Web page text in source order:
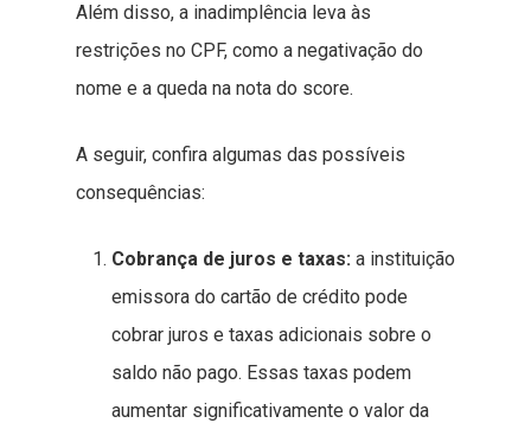
Além disso, a inadimplência leva às
restrições no CPF, como a negativação do
nome e a queda na nota do score.
A seguir, confira algumas das possíveis
consequências:
Cobrança de juros e taxas: a instituição
emissora do cartão de crédito pode
cobrar juros e taxas adicionais sobre o
saldo não pago. Essas taxas podem
aumentar significativamente o valor da